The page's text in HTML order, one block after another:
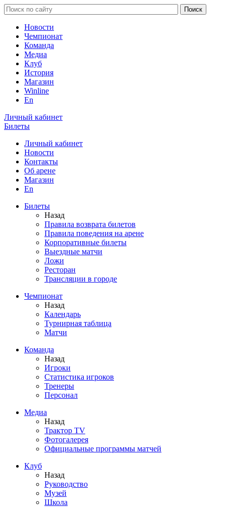
Новости
Чемпионат
Команда
Медиа
Клуб
История
Магазин
Winline
En
Личный кабинет
Билеты
Личный кабинет
Новости
Контакты
Об арене
Магазин
En
Билеты
Назад
Правила возврата билетов
Правила поведения на арене
Корпоративные билеты
Выездные матчи
Ложи
Ресторан
Трансляции в городе
Чемпионат
Назад
Календарь
Турнирная таблица
Матчи
Команда
Назад
Игроки
Статистика игроков
Тренеры
Персонал
Медиа
Назад
Трактор TV
Фотогалерея
Официальные программы матчей
Клуб
Назад
Руководство
Музей
Школа